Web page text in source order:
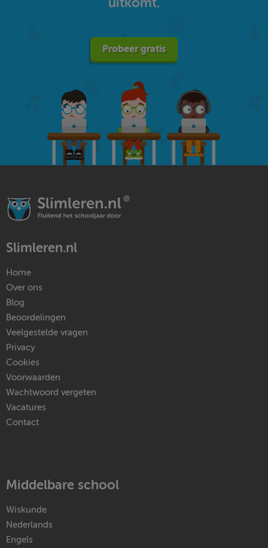
Probeer gratis
Slimleren.nl
Home
Over ons
Blog
Beoordelingen
Veelgestelde vragen
Privacy
Cookies
Voorwaarden
Wachtwoord vergeten
Vacatures
Contact
Middelbare school
Wiskunde
Nederlands
Engels